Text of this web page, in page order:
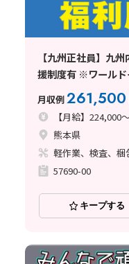
【九州正社員】九
援制度有 ※ワール
月収例261,500
【月給】224,000
熊本県
57690-00
キープする